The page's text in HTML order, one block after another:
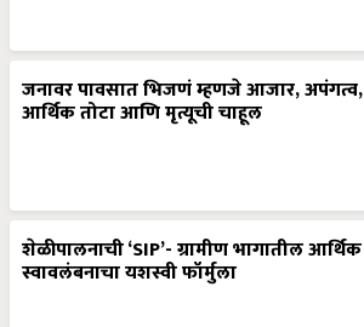
जनावर पावसात भिजणं म्हणजे आजार, अपंगत्व,
आर्थिक तोटा आणि मृत्यूची चाहूल
शेळीपालनाची ‘SIP’- ग्रामीण भागातील आर्थिक
स्वावलंबनाचा यशस्वी फॉर्मुला